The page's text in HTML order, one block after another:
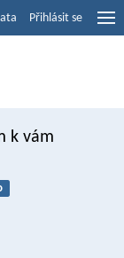
Přihlásit se
k vám